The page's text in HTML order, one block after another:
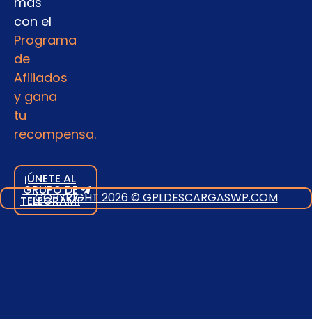
con el
Programa
de
Afiliados
y gana
tu
recompensa.
¡ÚNETE AL
GRUPO DE
TELEGRAM!
COPYRIGHT 2026 © GPLDESCARGASWP.COM